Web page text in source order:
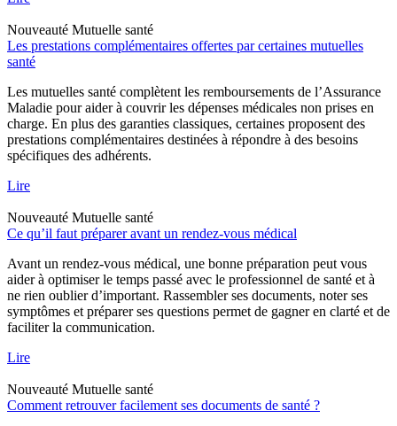
Nouveauté Mutuelle santé
Les prestations complémentaires offertes par certaines mutuelles
santé
Les mutuelles santé complètent les remboursements de l’Assurance
Maladie pour aider à couvrir les dépenses médicales non prises en
charge. En plus des garanties classiques, certaines proposent des
prestations complémentaires destinées à répondre à des besoins
spécifiques des adhérents.
Lire
Nouveauté Mutuelle santé
Ce qu’il faut préparer avant un rendez-vous médical
Avant un rendez-vous médical, une bonne préparation peut vous
aider à optimiser le temps passé avec le professionnel de santé et à
ne rien oublier d’important. Rassembler ses documents, noter ses
symptômes et préparer ses questions permet de gagner en clarté et de
faciliter la communication.
Lire
Nouveauté Mutuelle santé
Comment retrouver facilement ses documents de santé ?